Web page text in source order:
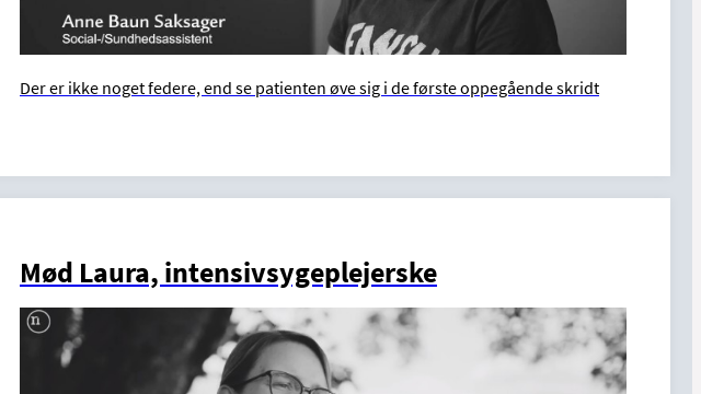
Der er ikke noget federe, end se patienten øve sig i de første oppegående skridt
Mød Laura, intensivsygeplejerske